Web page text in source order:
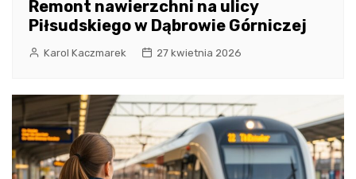
Remont nawierzchni na ulicy
Piłsudskiego w Dąbrowie Górniczej
Karol Kaczmarek 27 kwietnia 2026